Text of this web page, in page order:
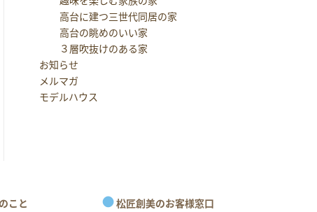
高台に建つ三世代同居の家
高台の眺めのいい家
３層吹抜けのある家
お知らせ
メルマガ
モデルハウス
こと 松匠創美のお客様窓口